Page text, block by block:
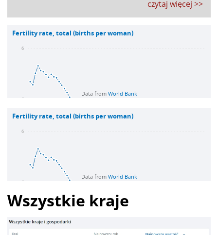
czytaj więcej >>
Wszystkie kraje